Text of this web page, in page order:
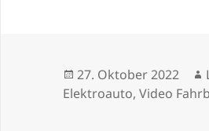
Veröffentlicht
am
27. Oktober 2022
Elektroauto,Video